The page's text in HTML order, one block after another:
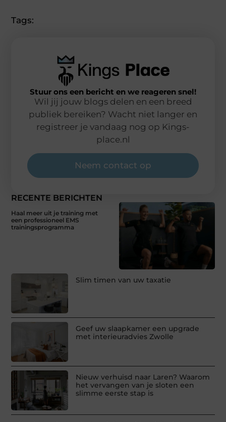
Tags:
RECENTE BERICHTEN
Haal meer uit je training met
een professioneel EMS
trainingsprogramma
Slim timen van uw taxatie
Geef uw slaapkamer een upgrade
met interieuradvies Zwolle
Nieuw verhuisd naar Laren? Waarom
het vervangen van je sloten een
slimme eerste stap is
Stuur ons een bericht en we reageren snel!
Wil jij jouw blogs delen en een breed
publiek bereiken? Wacht niet langer en
registreer je vandaag nog op Kings-
place.nl
Neem contact op